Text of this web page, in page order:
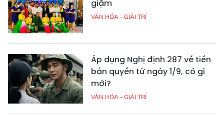
giặm
VĂN HÓA - GIẢI TRÍ
Áp dụng Nghị định 287 về tiền
bản quyền từ ngày 1/9, có gì
mới?
VĂN HÓA - GIẢI TRÍ